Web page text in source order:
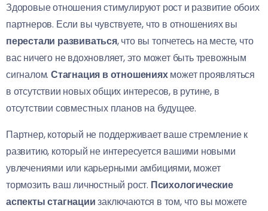
Здоровые отношения стимулируют рост и развитие обоих
партнеров. Если вы чувствуете, что в отношениях вы
перестали развиваться, что вы топчетесь на месте, что
вас ничего не вдохновляет, это может быть тревожным
сигналом. Стагнация в отношенияхможет проявляться
в отсутствии новых общих интересов, в рутине, в
отсутствии совместных планов на будущее.
Партнер, который не поддерживает ваше стремление к
развитию, который не интересуется вашими новыми
увлечениями или карьерными амбициями, может
тормозить ваш личностный рост. Психологические
аспекты стагнациизаключаются в том, что вы можете